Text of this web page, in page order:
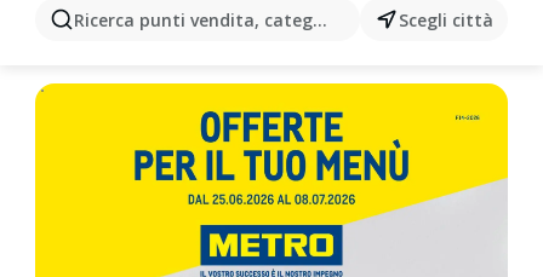
Ricerca punti vendita, categorie, prodotti...Scegli città